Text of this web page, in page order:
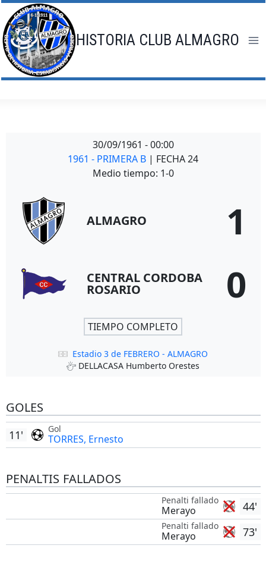
Saltar
al
contenido
HISTORIA CLUB ALMAGRO
30/09/1961 - 00:00
1961 - PRIMERA B | FECHA 24
Medio tiempo: 1-0
ALMAGRO 1
CENTRAL CORDOBA
ROSARIO 0
TIEMPO COMPLETO
Estadio 3 de FEBRERO - ALMAGRO
DELLACASA Humberto Orestes
GOLES
Gol
TORRES, Ernesto
11'
PENALTIS FALLADOS
44'
Penalti fallado
Merayo
73'
Penalti fallado
Merayo